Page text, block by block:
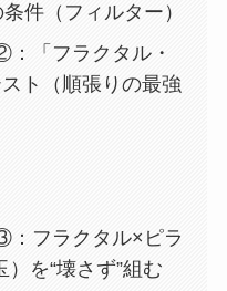
件（フィルター）
「フラクタル・
ト（順張りの最強
フラクタル×ピラ
を“壊さず”組む